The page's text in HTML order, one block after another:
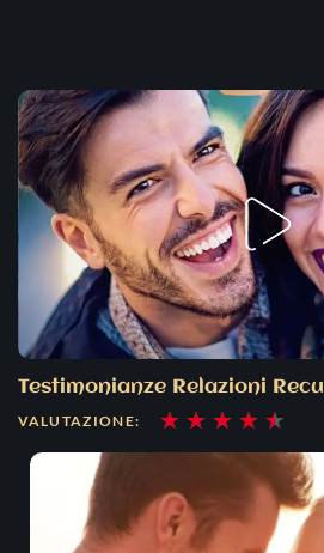
Testimonianze Relazioni
VALUTAZIONE: ★ ★ ★ ★ ★
su
5